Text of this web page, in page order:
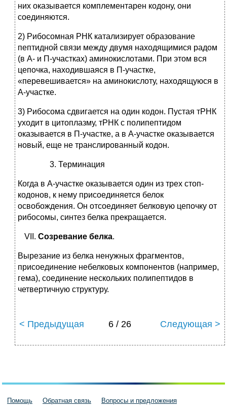
них оказывается комплементарен кодону, они
соединяются.
2) Рибосомная РНК катализирует образование
пептидной связи между двумя находящимися радом
(в А- и П-участках) аминокислотами. При этом вся
цепочка, находившаяся в П-участке,
«перевешивается» на аминокислоту, находящуюся в
А-участке.
3) Рибосома сдвигается на один кодон. Пустая тРНК
уходит в цитоплазму, тРНК с полипептидом
оказывается в П-участке, а в А-участке оказывается
новый, еще не транслированный кодон.
Терминация
Когда в А-участке оказывается один из трех стоп-
кодонов, к нему присоединяется белок
освобождения. Он отсоединяет белковую цепочку от
рибосомы, синтез белка прекращается.
Созревание белка.
Вырезание из белка ненужных фрагментов,
присоединение небелковых компонентов (например,
гема), соединение нескольких полипептидов в
четвертичную структуру.
< Предыдущая 6 / 26 Следующая >
Помощь Обратная связь Вопросы и предложения